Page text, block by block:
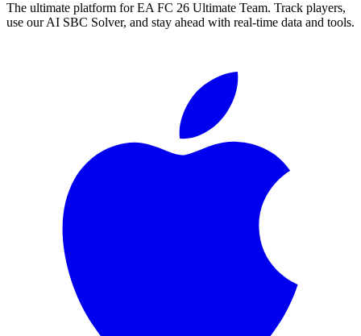
The ultimate platform for EA FC 26 Ultimate Team. Track players,
use our AI SBC Solver, and stay ahead with real-time data and tools.